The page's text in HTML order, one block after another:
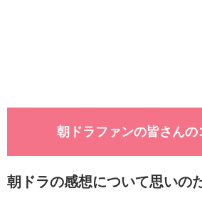
朝ドラファンの皆さんの
朝ドラの感想について思いの